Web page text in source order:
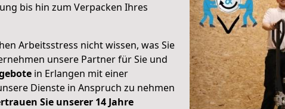
bis hin zum Verpacken Ihres
Arbeitsstress nicht wissen, was Sie
unsere Partner für Sie und
in Erlangen mit einer
Dienste in Anspruch zu nehmen
Sie unserer 14 Jahre